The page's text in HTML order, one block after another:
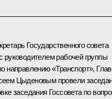
Государственного совета
руководителем рабочей группы
направлению «Транспорт»,
Цыденовым провели
заседания Госсовета по